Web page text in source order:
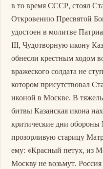
в то время СССР, стоял
Откровению Пресвятой
удостоен в молитве
III, Чудотворную икону
обнесли крестным ходом
вражеского солдата не
котором присутствовал
иконой в Москве. В
битвы Казанская икона
критические дни
прозорливую старицу
ему: «Красный петух, из
Москву не возьмут.